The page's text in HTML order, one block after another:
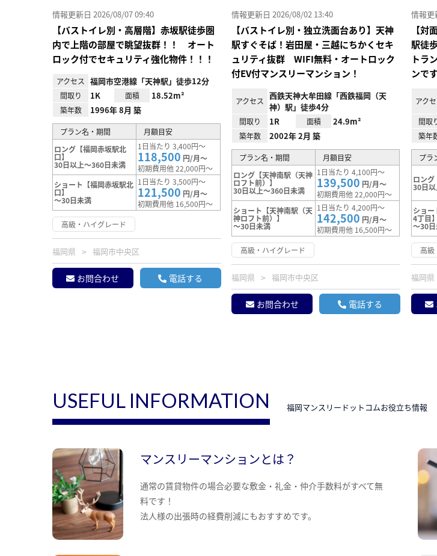
情報更新日 2026/08/07 09:40
【バストイレ別・高層階】赤坂駅徒歩圏
内で上階の部屋で眺望抜群！！ オート
ロック付でセキュリティ強化物件！！！
アクセス 福岡市空港線「天神駅」徒歩12分
間取り 1K 面積 18.52m²
築年数 1996年 8月 築
プラン名・期間
月額目安
ロング【福岡赤坂駅北
口】
30日以上～360日未満
1日当たり 3,400円～
118,500 円/月～
初期費用他 22,000円～
ショート【福岡赤坂駅北
口】
～30日未満
1日当たり 3,500円～
121,500 円/月～
初期費用他 16,500円～
高級・ハイグレード
福岡県 福岡市中央区
お問合わせ 電話する
情報更新日 2026/08/02 13:40
【バストイレ別・独立洗面台あり】天神
駅すぐそば！岩田屋・三越にちかくセキ
ュリティ抜群 WIFI無料・オートロック
付EV付マンスリーマンション！
アクセス
西鉄天神大牟田線「西鉄福岡（天
神）駅」徒歩4分
間取り 1R 面積 24.9m²
築年数 2002年 2月 築
プラン名・期間
月額目安
ロング【天神南駅（天神
ロフト前）】
30日以上～360日未満
1日当たり 4,100円～
139,500 円/月～
初期費用他 22,000円～
ショート【天神南駅（天
神ロフト前）】
～30日未満
1日当たり 4,200円～
142,500 円/月～
初期費用他 16,500円～
高級・ハイグレード
福岡県 福岡市中央区
お問合わせ 電話する
情報更
【対
駅徒
トラ
ンで
アク
間取
築年
プラ
ロング
30日
ショー
4丁目】
～30
高級
福岡県
USEFUL INFORMATION 福岡マンスリードットコムお役立ち情報
マンスリーマンションとは？
通常の賃貸物件の場合必要な敷金・礼金・仲介手数料がすべて無
料です！
法人様の出張時の経費削減にもおすすめです。